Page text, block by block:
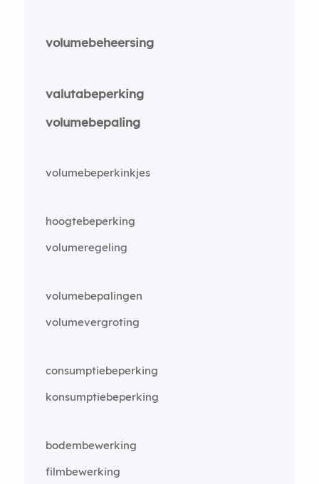
volumebeheersing
valutabeperking
volumebepaling
volumebeperkinkjes
hoogtebeperking
volumeregeling
volumebepalingen
volumevergroting
consumptiebeperking
konsumptiebeperking
bodembewerking
filmbewerking